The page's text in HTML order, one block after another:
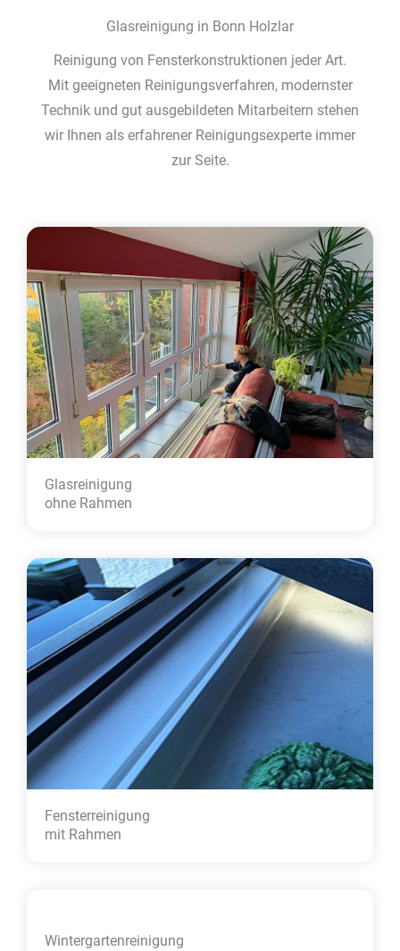
Glasreinigung in Bonn Holzlar
Reinigung von Fensterkonstruktionen jeder Art.
Mit geeigneten Reinigungsverfahren, modernster
Technik und gut ausgebildeten Mitarbeitern stehen
wir Ihnen als erfahrener Reinigungsexperte immer
zur Seite.
Glasreinigung
ohne Rahmen
Fensterreinigung
mit Rahmen
Wintergarten­reinigung